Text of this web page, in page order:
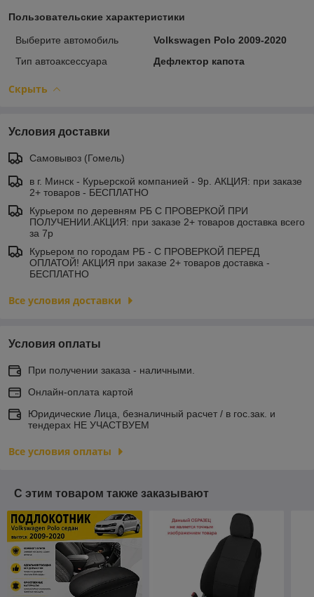
Пользовательские характеристики
Выберите автомобиль
Volkswagen Polo 2009-2020
Тип автоаксессуара
Дефлектор капота
Скрыть
Условия доставки
Самовывоз (Гомель)
в г. Минск - Курьерской компанией - 9р. АКЦИЯ: при заказе
2+ товаров - БЕСПЛАТНО
Курьером по деревням РБ С ПРОВЕРКОЙ ПРИ
ПОЛУЧЕНИИ.АКЦИЯ: при заказе 2+ товаров доставка всего
за 7р
Курьером по городам РБ - С ПРОВЕРКОЙ ПЕРЕД
ОПЛАТОЙ! АКЦИЯ при заказе 2+ товаров доставка -
БЕСПЛАТНО
Все условия доставки
Условия оплаты
При получении заказа - наличными.
Онлайн-оплата картой
Юридические Лица, безналичный расчет / в гос.зак. и
тендерах НЕ УЧАСТВУЕМ
Все условия оплаты
С этим товаром также заказывают